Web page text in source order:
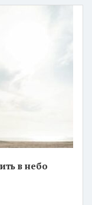
в небо